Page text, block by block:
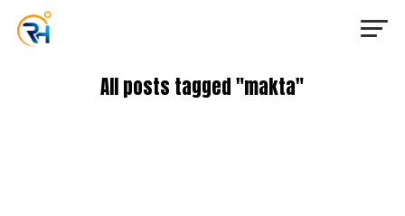
All posts tagged "makta"